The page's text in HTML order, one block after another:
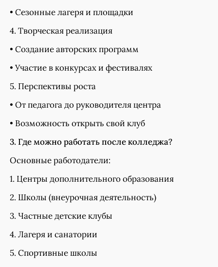
• Сезонные лагеря и площадки
4. Творческая реализация
• Создание авторских программ
• Участие в конкурсах и фестивалях
5. Перспективы роста
• От педагога до руководителя центра
• Возможность открыть свой клуб
3. Где можно работать после колледжа?
Основные работодатели:
1. Центры дополнительного образования
2. Школы (внеурочная деятельность)
3. Частные детские клубы
4. Лагеря и санатории
5. Спортивные школы